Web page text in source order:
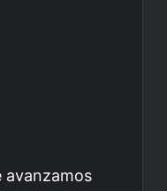
avanzamos